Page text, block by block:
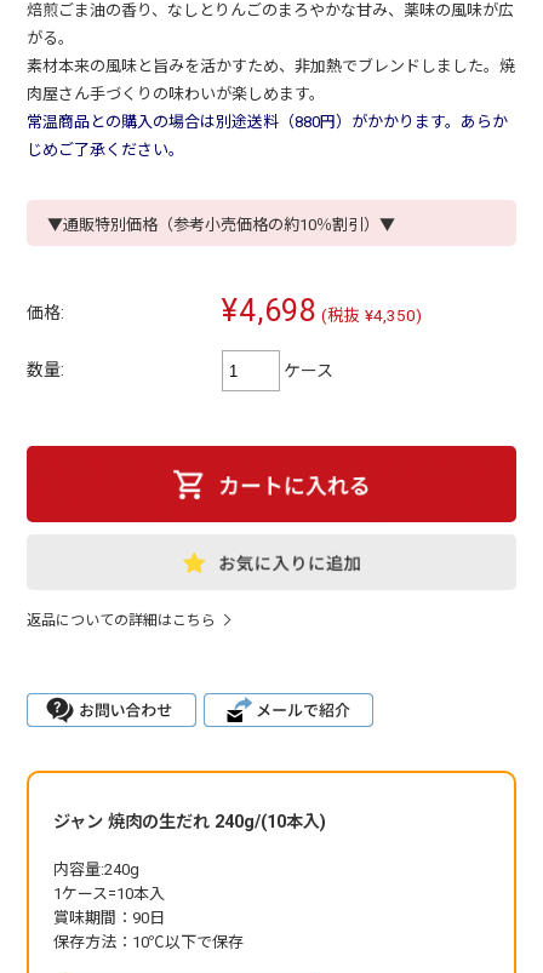
焙煎ごま油の香り、なしとりんごのまろやかな甘み、薬味の風味が広
がる。
素材本来の風味と旨みを活かすため、非加熱でブレンドしました。焼
肉屋さん手づくりの味わいが楽しめます。
常温商品との購入の場合は別途送料（880円）がかかります。あらか
じめご了承ください。
▼通販特別価格（参考小売価格の約10％割引）▼
価格: ¥4,698 (税抜 ¥4,350)
数量: ケース
返品についての詳細はこちら
ジャン 焼肉の生だれ 240g/(10本入)
内容量:240g
1ケース=10本入
賞味期間：90日
保存方法：10℃以下で保存